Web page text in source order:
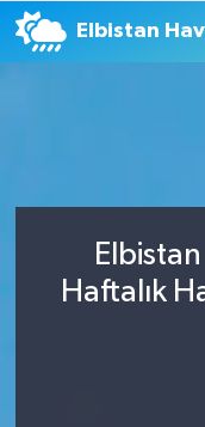
Elbistan
Elbistan
Haftalık
Haber Arşivi